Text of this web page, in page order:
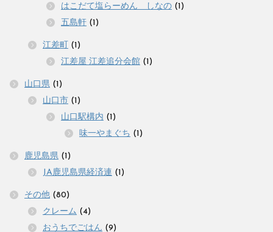
はこだて塩らーめん しなの (1)
五島軒 (1)
江差町 (1)
江差屋 江差追分会館 (1)
山口県 (1)
山口市 (1)
山口駅構内 (1)
味一やまぐち (1)
鹿児島県 (1)
JA鹿児島県経済連 (1)
その他 (80)
クレーム (4)
おうちでごはん (9)